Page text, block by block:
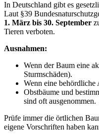
In Deutschland gibt es
Laut §39
1. März bis 30. September
Tieren verboten.
Ausnahmen:
Wenn der Baum eine
Sturmschäden).
Wenn eine behördliche
Obstbäume und
sind oft ausgenommen.
Prüfe immer die örtlichen
eigene Vorschriften haben